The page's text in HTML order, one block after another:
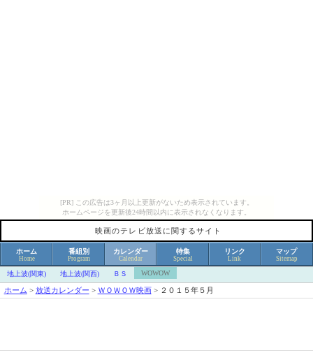
[PR] この広告は3ヶ月以上更新がないため表示されています。
ホームページを更新後24時間以内に表示されなくなります。
映画のテレビ放送に関するサイト
ホーム
Home
番組別
Program
カレンダー
Calendar
特集
Special
リンク
Link
マップ
Sitemap
地上波(関東) 地上波(関西) ＢＳ WOWOW
ホーム > 放送カレンダー > ＷＯＷＯＷ映画> ２０１５年５月